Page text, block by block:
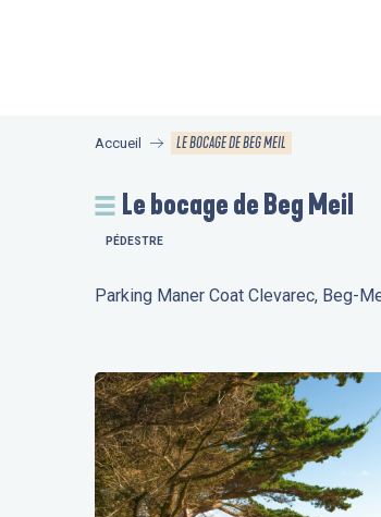
Accueil LE BOCAGE DE BEG MEIL
Le bocage de Beg Meil
PÉDESTRE
Parking Maner Coat Clevarec, Beg-